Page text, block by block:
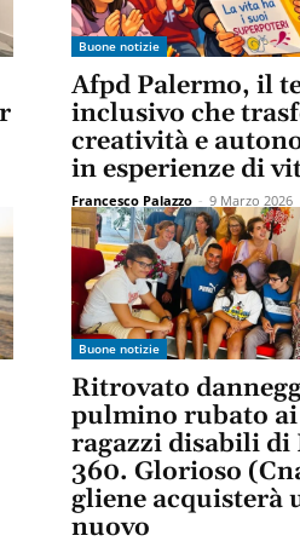
Buone notizie
Afpd Palermo, il
inclusivo che
creatività e
in esperienze di
Francesco Palazzo - 9 Marzo 2026
Buone notizie
Ritrovato
pulmino rubato ai
ragazzi disabili di
360. Glorioso
gliene acquisterà
nuovo